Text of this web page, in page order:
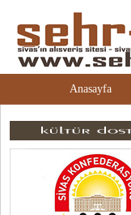
Anasayfa